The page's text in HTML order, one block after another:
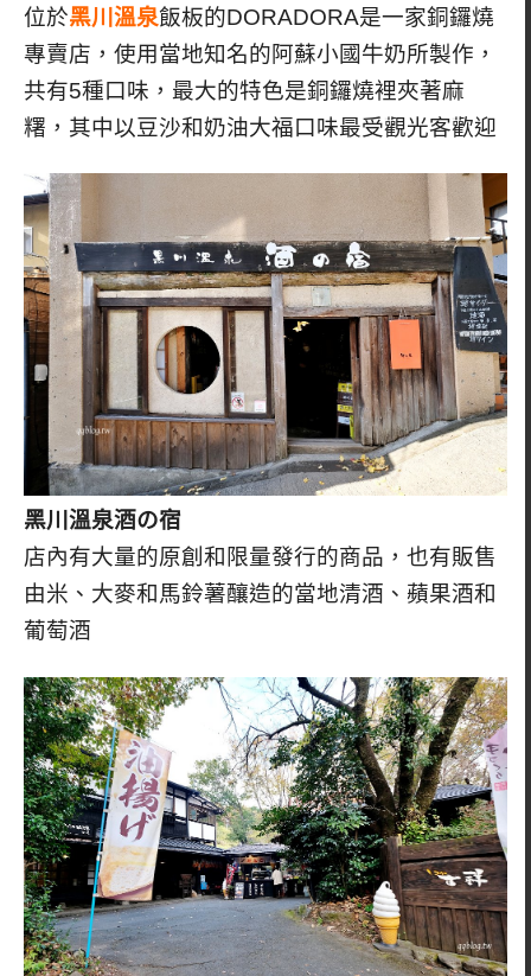
位於黑川溫泉飯板的DORADORA是一家銅鑼燒
專賣店，使用當地知名的阿蘇小國牛奶所製作，
共有5種口味，最大的特色是銅鑼燒裡夾著麻
糬，其中以豆沙和奶油大福口味最受觀光客歡迎
黑川溫泉酒の宿
店內有大量的原創和限量發行的商品，也有販售
由米、大麥和馬鈴薯釀造的當地清酒、蘋果酒和
葡萄酒